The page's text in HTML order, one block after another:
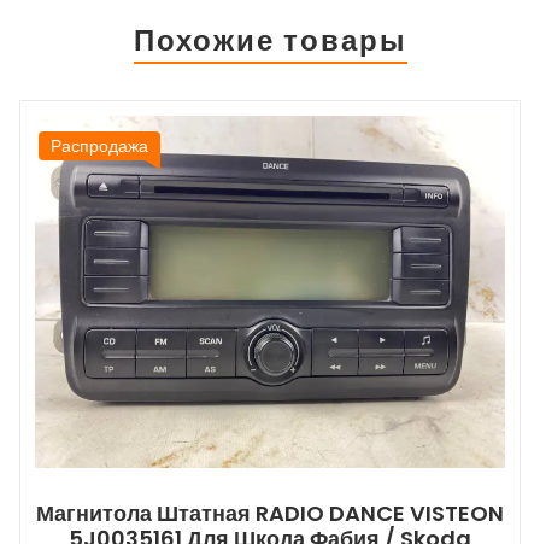
Похожие товары
Распродажа
Магнитола Штатная RADIO DANCE VISTEON